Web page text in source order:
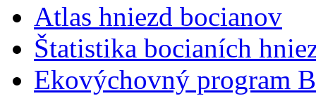
Atlas hniezd bocianov
Štatistika bocianích
Ekovýchovný program